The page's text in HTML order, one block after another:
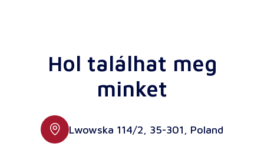
Hol találhat meg
minket
Lwowska 114/2, 35-301, Poland